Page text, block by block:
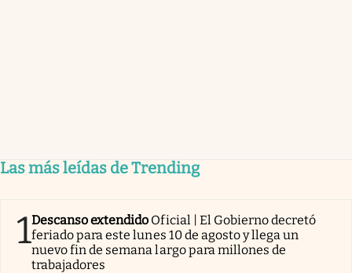
Las más leídas de Trending
1Descanso extendido Oficial | El Gobierno decretó
feriado para este lunes 10 de agosto y llega un
nuevo fin de semana largo para millones de
trabajadores